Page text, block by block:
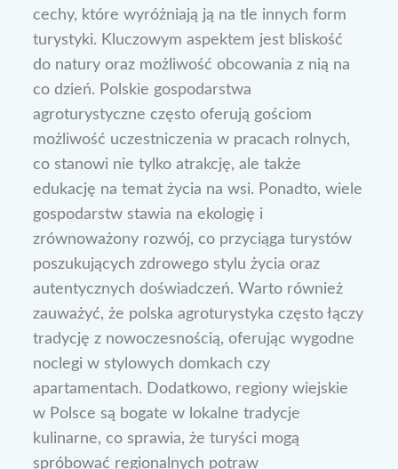
cechy, które wyróżniają ją na tle innych form
turystyki. Kluczowym aspektem jest bliskość
do natury oraz możliwość obcowania z nią na
co dzień. Polskie gospodarstwa
agroturystyczne często oferują gościom
możliwość uczestniczenia w pracach rolnych,
co stanowi nie tylko atrakcję, ale także
edukację na temat życia na wsi. Ponadto, wiele
gospodarstw stawia na ekologię i
zrównoważony rozwój, co przyciąga turystów
poszukujących zdrowego stylu życia oraz
autentycznych doświadczeń. Warto również
zauważyć, że polska agroturystyka często łączy
tradycję z nowoczesnością, oferując wygodne
noclegi w stylowych domkach czy
apartamentach. Dodatkowo, regiony wiejskie
w Polsce są bogate w lokalne tradycje
kulinarne, co sprawia, że turyści mogą
spróbować regionalnych potraw